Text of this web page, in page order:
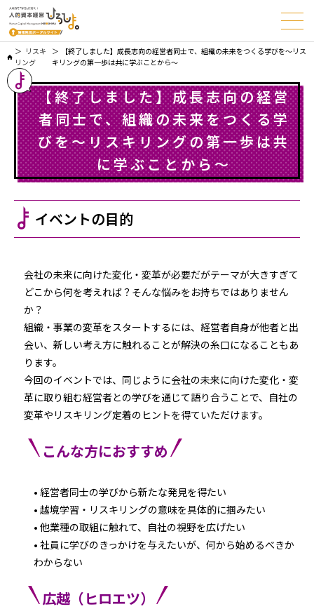
リスキ
リング
【終了しました】成長志向の経営者同士で、組織の未来をつくる学びを～リス
キリングの第一歩は共に学ぶことから～
【終了しました】成長志向の経営
者同士で、組織の未来をつくる学
びを～リスキリングの第一歩は共
に学ぶことから～
イベントの目的
会社の未来に向けた変化・変革が必要だがテーマが大きすぎて
どこから何を考えれば？――そんな悩みをお持ちではありません
か？
組織・事業の変革をスタートするには、経営者自身が他者と出
会い、新しい考え方に触れることが解決の糸口になることもあ
ります。
今回のイベントでは、同じように会社の未来に向けた変化・変
革に取り組む経営者との学びを通じて語り合うことで、自社の
変革やリスキリング定着のヒントを得ていただけます。
こんな方におすすめ
• 経営者同士の学びから新たな発見を得たい
• 越境学習・リスキリングの意味を具体的に掴みたい
• 他業種の取組に触れて、自社の視野を広げたい
• 社員に学びのきっかけを与えたいが、何から始めるべきか
わからない
広越（ヒロエツ）